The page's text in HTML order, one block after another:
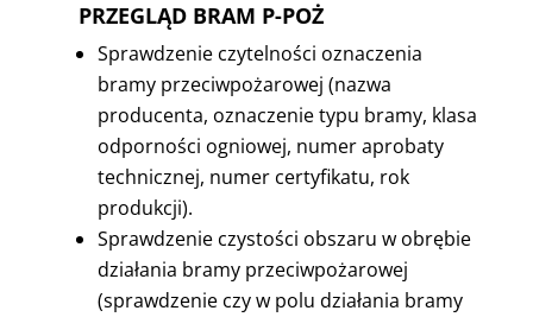
PRZEGLĄD BRAM P-POŻ
Sprawdzenie czytelności oznaczenia
bramy przeciwpożarowej (nazwa
producenta, oznaczenie typu bramy, klasa
odporności ogniowej, numer aprobaty
technicznej, numer certyfikatu, rok
produkcji).
Sprawdzenie czystości obszaru w obrębie
działania bramy przeciwpożarowej
(sprawdzenie czy w polu działania bramy